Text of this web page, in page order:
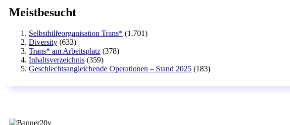
Meistbesucht
Selbsthilfeorganisation Trans* (1.701)
Diversity (633)
Trans* am Arbeitsplatz (378)
Inhaltsverzeichnis (359)
Geschlechtsangleichende Operationen – Stand 2025 (183)